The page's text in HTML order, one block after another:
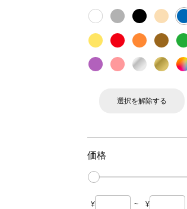
選択を解除する
価格
¥ ~ ¥